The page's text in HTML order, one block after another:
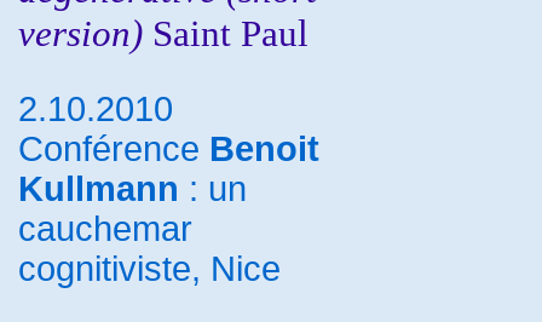
version) Saint Paul
2.10.2010
Conférence Benoit
Kullmann : un
cauchemar
cognitiviste, Nice